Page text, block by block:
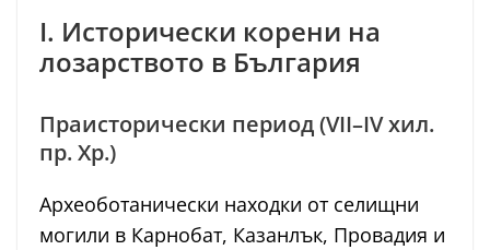
I. Исторически корени на
лозарството в България
Праисторически период (VII–IV хил.
пр. Хр.)
Археоботанически находки от селищни
могили в Карнобат, Казанлък, Провадия и